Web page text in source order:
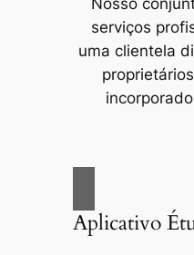
Nosso
serviços
uma clientela
Aplicativo